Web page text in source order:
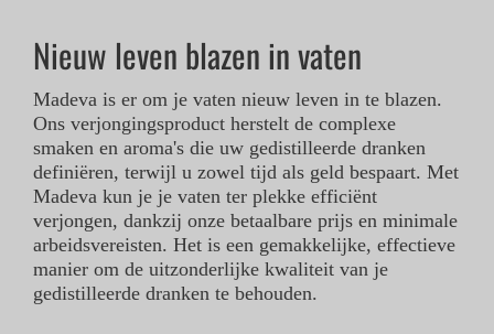
Nieuw leven blazen in vaten
Madeva is er om je vaten nieuw leven in te blazen.
Ons verjongingsproduct herstelt de complexe
smaken en aroma's die uw gedistilleerde dranken
definiëren, terwijl u zowel tijd als geld bespaart. Met
Madeva kun je je vaten ter plekke efficiënt
verjongen, dankzij onze betaalbare prijs en minimale
arbeidsvereisten. Het is een gemakkelijke, effectieve
manier om de uitzonderlijke kwaliteit van je
gedistilleerde dranken te behouden.